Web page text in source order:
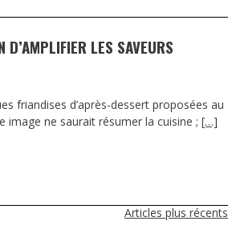
LES SAVEURS
friandises d’après-dessert proposées au
image ne saurait résumer la cuisine ; […]
Articles plus récents